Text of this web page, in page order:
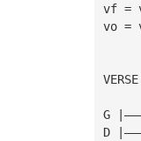
vf =
vo =
G
D